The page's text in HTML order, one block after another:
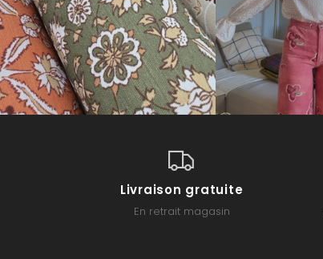
Livraison gratuite
En retrait magasin